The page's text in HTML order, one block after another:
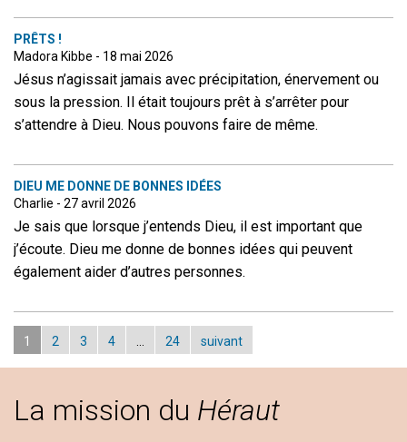
PRÊTS !
Madora Kibbe - 18 mai 2026
Jésus n’agissait jamais avec précipitation, énervement ou
sous la pression. Il était toujours prêt à s’arrêter pour
s’attendre à Dieu. Nous pouvons faire de même.
DIEU ME DONNE DE BONNES IDÉES
Charlie - 27 avril 2026
Je sais que lorsque j’entends Dieu, il est important que
j’écoute. Dieu me donne de bonnes idées qui peuvent
également aider d’autres personnes.
1 2 3 4 24 suivant
La mission du Héraut